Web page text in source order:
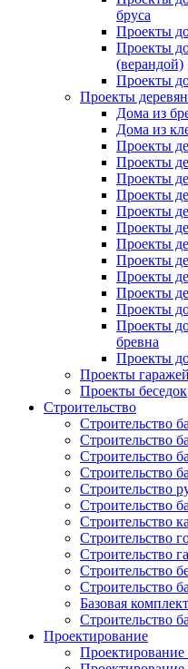
бруса
Проекты
Проекты
(верандой)
Проекты
Проекты
Дома из
Дома из
Проекты
Проекты
Проекты
Проекты
Проекты
Проекты
Проекты
Проекты
Проекты
Проекты
Проекты
Проекты
бревна
Проекты
Проекты гаражей
Проекты беседок
Строительство
Строительство
Строительство
Строительство
Строительство
Строительство
Строительство
Строительство
Строительство
Строительство
Строительство
Строительство
Базовая
Строительство
Проектирование
Проектирование